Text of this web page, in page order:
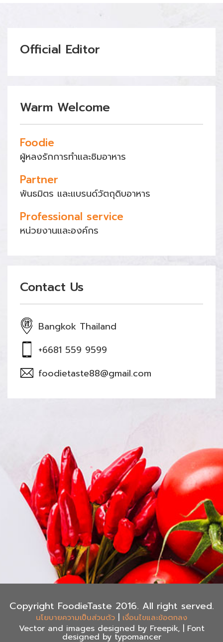
Official Editor
Warm Welcome
Foodie
ผู้หลงรักการทำและชิมอาหาร
Partner
พันธมิตร และแบรนด์วัตถุดิบอาหาร
Professional service
หน่วยงานและองค์กร
Contact Us
Bangkok Thailand
+6681 559 9599
foodietaste88@gmail.com
Copyright FoodieTaste 2016. All right served.
นโยบายความเป็นส่วนตัว | เงื่อนไขและข้อตกลง
Vector and images designed by Freepik, | Font
designed by typomancer